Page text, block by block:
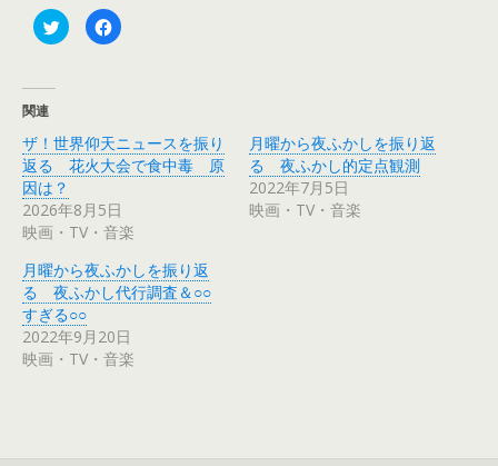
ク
リ
t
t
r
で
共
有
(
し
い
ウ
ィ
ン
ド
ウ
で
開
F
a
共
有
す
る
は
ク
リ
ク
し
て
く
さ
い
(
新
関連
ザ！世界仰天ニュースを振り
返る 花火大会で食中毒 原
因は？
2026年8月5日
映画・TV・音楽
月曜から夜ふかしを振り返
る 夜ふかし的定点観測
2022年7月5日
映画・TV・音楽
月曜から夜ふかしを振り返
る 夜ふかし代行調査＆○○
すぎる○○
2022年9月20日
映画・TV・音楽